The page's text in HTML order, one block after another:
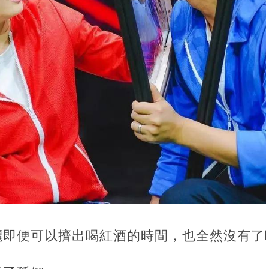
便可以擠出喝紅酒的時間，也全然沒有